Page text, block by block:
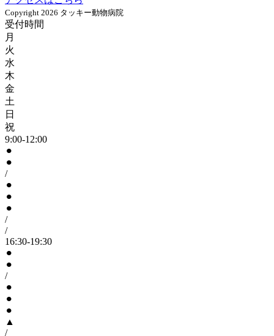
Copyright 2026 タッキー動物病院
受付時間
月
火
水
木
金
土
日
祝
9:00-12:00
⚫︎
⚫︎
/
⚫︎
⚫︎
⚫︎
/
/
16:30-19:30
⚫︎
⚫︎
/
⚫︎
⚫︎
⚫︎
▲
/